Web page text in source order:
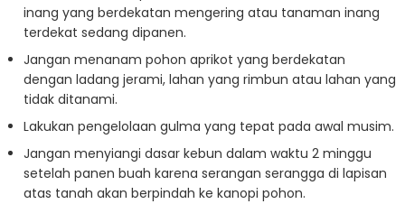
inang yang berdekatan mengering atau tanaman inang
terdekat sedang dipanen.
Jangan menanam pohon aprikot yang berdekatan
dengan ladang jerami, lahan yang rimbun atau lahan yang
tidak ditanami.
Lakukan pengelolaan gulma yang tepat pada awal musim.
Jangan menyiangi dasar kebun dalam waktu 2 minggu
setelah panen buah karena serangan serangga di lapisan
atas tanah akan berpindah ke kanopi pohon.